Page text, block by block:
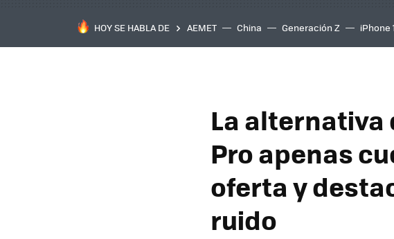
HOY SE HABLA DE AEMET China Generación Z iPhone
La alternativa
Pro apenas
oferta y
ruido